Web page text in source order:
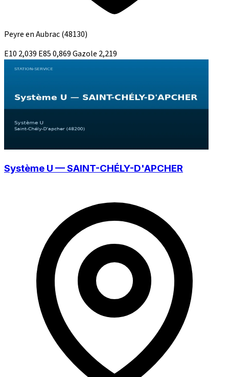
Peyre en Aubrac(48130)
E10 2,039 E850,869Gazole 2,219
Système U — SAINT-CHÉLY-D'APCHER